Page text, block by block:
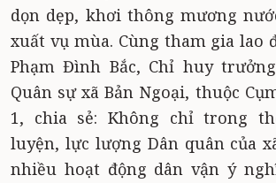
dọn dẹp, khơi thông mương
xuất vụ mùa. Cùng tham gia lao
Phạm Đình Bắc, Chỉ huy
Quân sự xã Bản Ngoại, thuộc
1, chia sẻ: Không chỉ trong
luyện, lực lượng Dân quân của
nhiều hoạt động dân vận ý